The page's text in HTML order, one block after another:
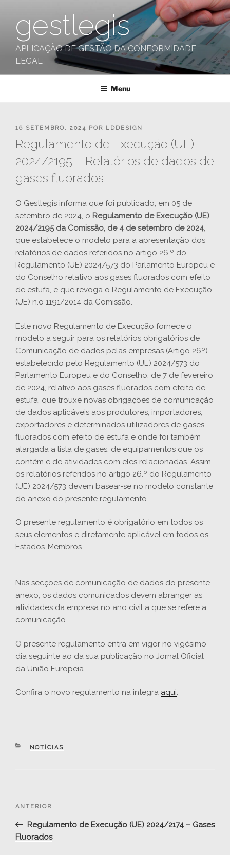
conteúdo
gestlegis
APLICAÇÃO DE GESTÃO DA CONFORMIDADE
LEGAL
Menu
PUBLICADO
EM
16 SETEMBRO, 2024 POR LDDESIGN
Regulamento de Execução (UE)
2024/2195 – Relatórios de dados de
gases fluorados
O Gestlegis informa que foi publicado, em 05 de
setembro de 2024, o Regulamento de Execução (UE)
2024/2195 da Comissão, de 4 de setembro de 2024,
que estabelece o modelo para a apresentação dos
relatórios de dados referidos no artigo 26.º do
Regulamento (UE) 2024/573 do Parlamento Europeu e
do Conselho relativo aos gases fluorados com efeito
de estufa, e que revoga o Regulamento de Execução
(UE) n.o 1191/2014 da Comissão.
Este novo Regulamento de Execução fornece o
modelo a seguir para os relatórios obrigatórios de
Comunicação de dados pelas empresas (Artigo 26º)
estabelecido pelo Regulamento (UE) 2024/573 do
Parlamento Europeu e do Conselho, de 7 de fevereiro
de 2024, relativo aos gases fluorados com efeito de
estufa, que trouxe novas obrigações de comunicação
de dados aplicáveis aos produtores, importadores,
exportadores e determinados utilizadores de gases
fluorados com efeito de estufa e onde foi também
alargada a lista de gases, de equipamentos que os
contêm e de atividades com eles relacionadas. Assim,
os relatórios referidos no artigo 26.º do Regulamento
(UE) 2024/573 devem basear-se no modelo constante
do anexo do presente regulamento.
O presente regulamento é obrigatório em todos os
seus elementos e diretamente aplicável em todos os
Estados-Membros.
Nas secções de comunicação de dados do presente
anexo, os dados comunicados devem abranger as
atividades da empresa no ano civil a que se refere a
comunicação.
O presente regulamento entra em vigor no vigésimo
dia seguinte ao da sua publicação no Jornal Oficial
da União Europeia.
Confira o novo regulamento na integra aqui.
CATEGORIAS
NOTÍCIAS
artigos
Conteúdo
ANTERIOR
Regulamento de Execução (UE) 2024/2174 – Gases
Fluorados